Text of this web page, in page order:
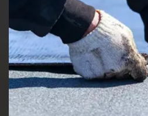
Etancheité de toiture